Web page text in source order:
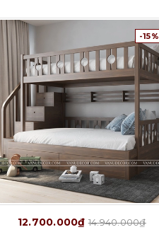
-15%
12.700.000₫ 14.940.000₫
Tuỳ chọn